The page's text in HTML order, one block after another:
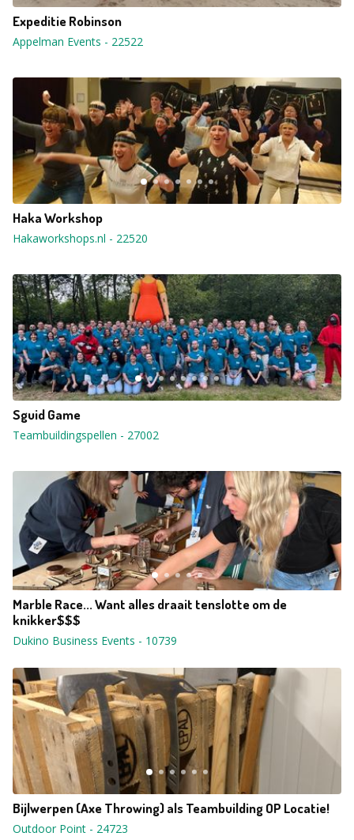
Expeditie Robinson
Appelman Events - 22522
Haka Workshop
Hakaworkshops.nl - 22520
Sguid Game
Teambuildingspellen - 27002
Marble Race... Want alles draait tenslotte om de
knikker$$$
Dukino Business Events - 10739
Bijlwerpen (Axe Throwing) als Teambuilding OP Locatie!
Outdoor Point - 24723